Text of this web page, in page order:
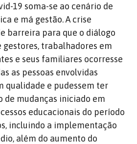
19 soma-se ao cenário de
e má gestão. A crise
barreira para que o diálogo
trabalhadores em
e seus familiares ocorresse
as pessoas envolvidas
qualidade e pudessem ter
de mudanças iniciado em
educacionais do período
incluindo a implementação
além do aumento do